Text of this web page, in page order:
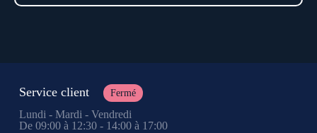
Service client Fermé
Lundi - Mardi - Vendredi
De 09:00 à 12:30 - 14:00 à 17:00